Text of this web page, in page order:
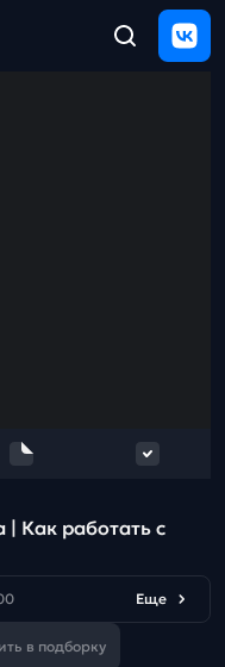
Как работать с
Еще
в подборку